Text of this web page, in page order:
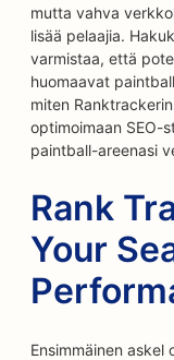
mutta vahva
lisää pelaajia.
varmistaa, että
huomaavat
miten
optimoimaan SEO-
paintball-areenasi
Rank
Your
Ensimmäinen